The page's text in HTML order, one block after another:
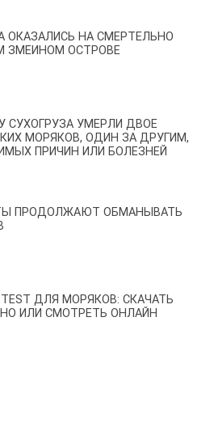
ОКАЗАЛИСЬ НА СМЕРТЕЛЬНО
ЗМЕИНОМ ОСТРОВЕ
СУХОГРУЗА УМЕРЛИ ДВОЕ
МОРЯКОВ, ОДИН ЗА ДРУГИМ,
ПРИЧИН ИЛИ БОЛЕЗНЕЙ
ПРОДОЛЖАЮТ ОБМАНЫВАТЬ
TEST ДЛЯ МОРЯКОВ: СКАЧАТЬ
ИЛИ СМОТРЕТЬ ОНЛАЙН